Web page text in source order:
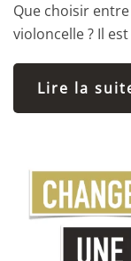
Que choisir
violoncelle ? Il
Lire la